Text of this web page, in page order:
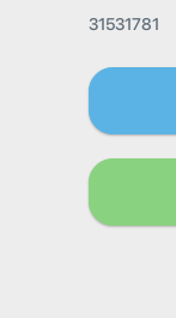
31531781